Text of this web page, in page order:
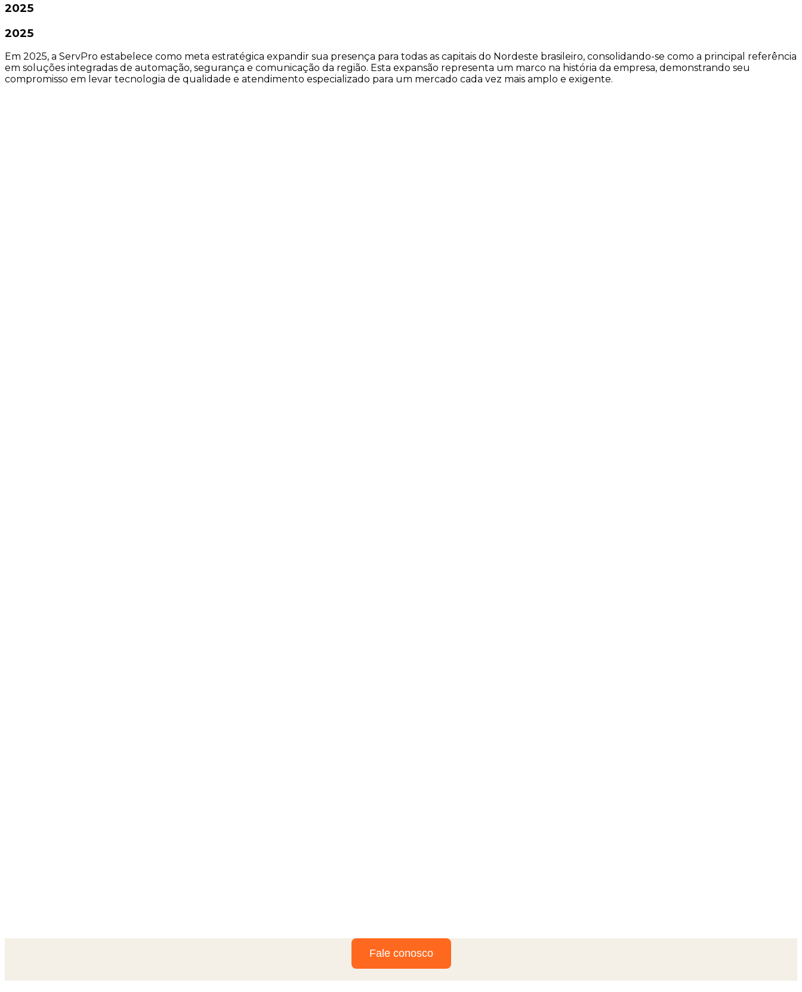
2025
2025
Em 2025, a ServPro estabelece como meta estratégica expandir sua presença para todas as capitais do Nordeste brasileiro, consolidando-se como a principal referência
em soluções integradas de automação, segurança e comunicação da região. Esta expansão representa um marco na história da empresa, demonstrando seu
compromisso em levar tecnologia de qualidade e atendimento especializado para um mercado cada vez mais amplo e exigente.
Fale conosco